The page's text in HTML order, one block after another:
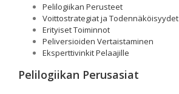
Pelilogiikan Perusteet
Voittostrategiat ja Todennäköisyydet
Erityiset Toiminnot
Peliversioiden Vertaistaminen
Eksperttivinkit Pelaajille
Pelilogiikan Perusasiat